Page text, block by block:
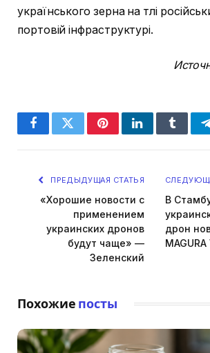
українського зерна на тлі
портовій інфраструктурі.
FacebookTwitterPinterestLinkedInTumblr
ПРЕДЫДУЩАЯ СТАТЬЯ
«Хорошие новости с
применением
украинских дронов
будут чаще» —
Зеленский
В
дрон
Похожие посты